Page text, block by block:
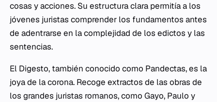
cosas y acciones. Su estructura clara permitía a los
jóvenes juristas comprender los fundamentos antes
de adentrarse en la complejidad de los edictos y las
sentencias.
El Digesto, también conocido como Pandectas, es la
joya de la corona. Recoge extractos de las obras de
los grandes juristas romanos, como Gayo, Paulo y